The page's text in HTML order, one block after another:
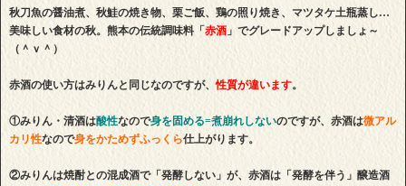
秋刀魚の醤油煮、秋鮭の焼き物、栗ご飯、鶏の照り焼き、マツタケ土瓶蒸し…
美味しい食材の秋。熊本の伝統調味料「 赤酒 」でグレードアップしましょ～
（＾ｖ＾）
赤酒の使い方はみりんと同じなのですが、性質が違います。
①みりん・清酒は酸性なので身を固める=煮崩れしないのですが、赤酒は微アル
カリ性なので身をかためずふっくら仕上がります。
②みりんは焼酎との混成酒で「発酵しない」が、赤酒は「発酵を伴う」醸造酒